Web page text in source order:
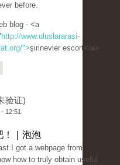
before.
blog - <a
http://www.uluslararasi-
">şirinevler escort</a>
验证)
12:51
！ | 泡泡
I got a webpage from
how to truly obtain useful